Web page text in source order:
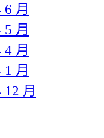
月
月
月
月
月